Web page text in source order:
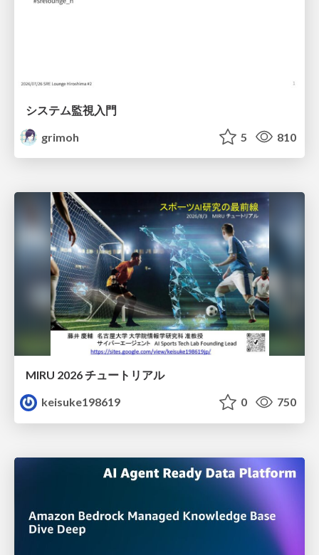
システム監視入門
grimoh
5 810
MIRU 2026 チュートリアル
keisuke198619
0 750